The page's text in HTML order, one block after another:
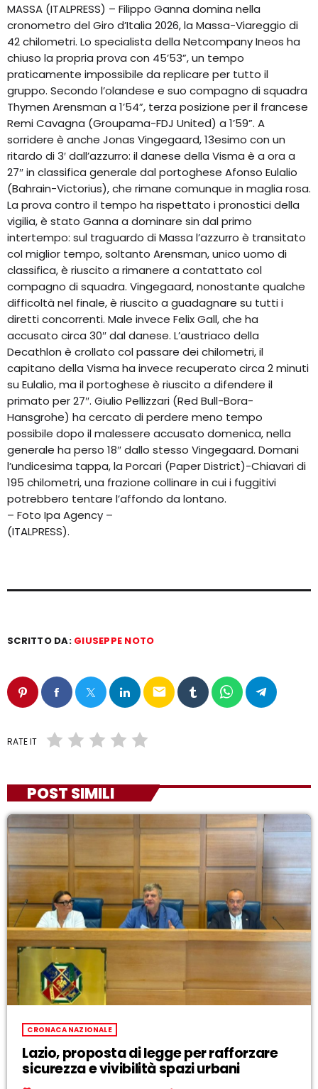
MASSA (ITALPRESS) – Filippo Ganna domina nella
cronometro del Giro d’Italia 2026, la Massa-Viareggio di
42 chilometri. Lo specialista della Netcompany Ineos ha
chiuso la propria prova con 45’53”, un tempo
praticamente impossibile da replicare per tutto il
gruppo. Secondo l’olandese e suo compagno di squadra
Thymen Arensman a 1’54”, terza posizione per il francese
Remi Cavagna (Groupama-FDJ United) a 1’59”. A
sorridere è anche Jonas Vingegaard, 13esimo con un
ritardo di 3′ dall’azzurro: il danese della Visma è a ora a
27″ in classifica generale dal portoghese Afonso Eulalio
(Bahrain-Victorius), che rimane comunque in maglia rosa.
La prova contro il tempo ha rispettato i pronostici della
vigilia, è stato Ganna a dominare sin dal primo
intertempo: sul traguardo di Massa l’azzurro è transitato
col miglior tempo, soltanto Arensman, unico uomo di
classifica, è riuscito a rimanere a contattato col
compagno di squadra. Vingegaard, nonostante qualche
difficoltà nel finale, è riuscito a guadagnare su tutti i
diretti concorrenti. Male invece Felix Gall, che ha
accusato circa 30″ dal danese. L’austriaco della
Decathlon è crollato col passare dei chilometri, il
capitano della Visma ha invece recuperato circa 2 minuti
su Eulalio, ma il portoghese è riuscito a difendere il
primato per 27″. Giulio Pellizzari (Red Bull-Bora-
Hansgrohe) ha cercato di perdere meno tempo
possibile dopo il malessere accusato domenica, nella
generale ha perso 18″ dallo stesso Vingegaard. Domani
l’undicesima tappa, la Porcari (Paper District)-Chiavari di
195 chilometri, una frazione collinare in cui i fuggitivi
potrebbero tentare l’affondo da lontano.
– Foto Ipa Agency –
(ITALPRESS).
SCRITTO DA: GIUSEPPE NOTO
email
RATE IT
POST SIMILI
CRONACA NAZIONALE
Lazio, proposta di legge per rafforzare
sicurezza e vivibilità spazi urbani